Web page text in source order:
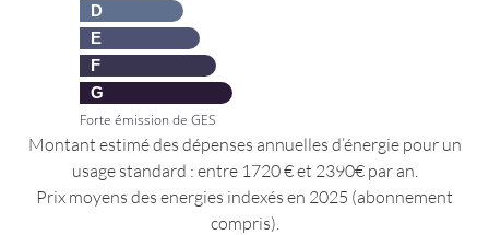
D
E
F
G
Forte émission de GES
Montant estimé des dépenses annuelles d’énergie pour un
usage standard : entre 1720 € et 2390€ par an.
Prix moyens des energies indexés en 2025 (abonnement
compris).